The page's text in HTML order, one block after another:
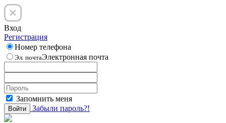
Вход
Регистрация
Номер телефона
Эл. почтаЭлектронная почта
Запомнить меня
Войти Забыли пароль?!